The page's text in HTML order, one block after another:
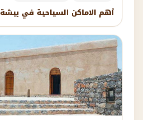
أهم الاماكن السياحية في بيشة